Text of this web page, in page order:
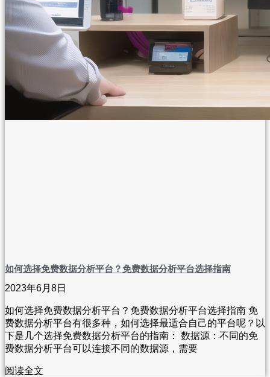
如何选择免费数据分析平台？免费数据分析平台选择指南
2023年6月8日
如何选择免费数据分析平台？免费数据分析平台选择指南 免
费数据分析平台有很多种，如何选择最适合自己的平台呢？以
下是几个选择免费数据分析平台的指南： 数据源：不同的免
费数据分析平台可以连接不同的数据源，需要
阅读全文